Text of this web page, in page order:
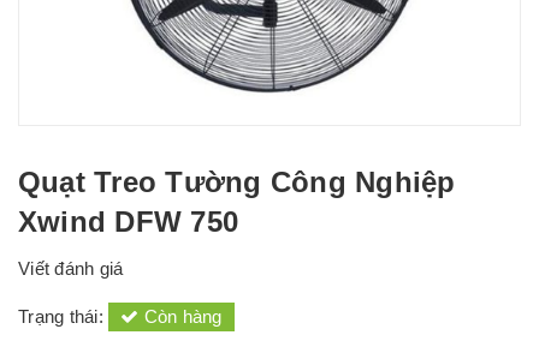
Quạt Treo Tường Công Nghiệp
Xwind DFW 750
Viết đánh giá
Trạng thái: Còn hàng